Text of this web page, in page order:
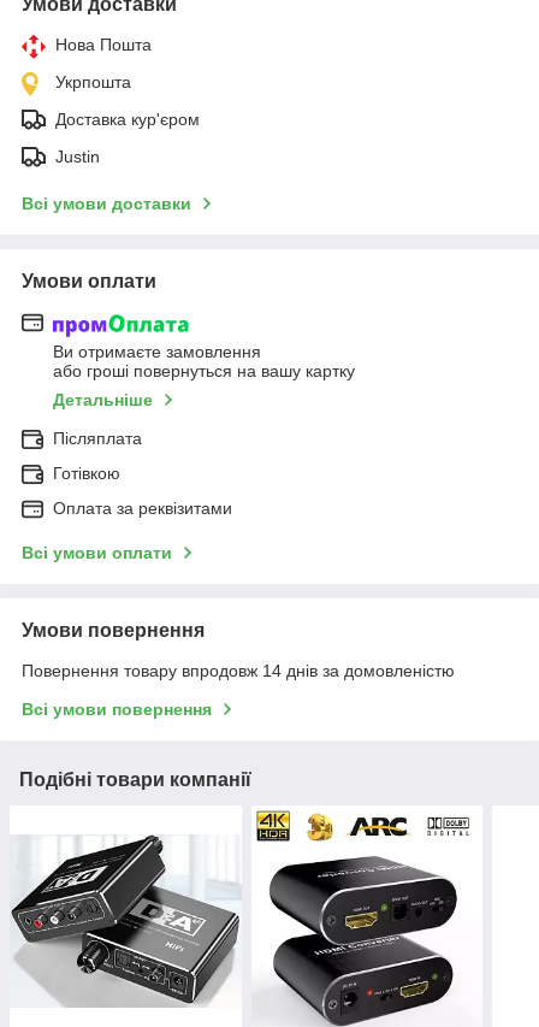
Умови доставки
Нова Пошта
Укрпошта
Доставка кур'єром
Justin
Всі умови доставки
Умови оплати
Ви отримаєте замовлення
або гроші повернуться на вашу картку
Детальніше
Післяплата
Готівкою
Оплата за реквізитами
Всі умови оплати
Умови повернення
Повернення товару впродовж 14 днів за домовленістю
Всі умови повернення
Подібні товари компанії